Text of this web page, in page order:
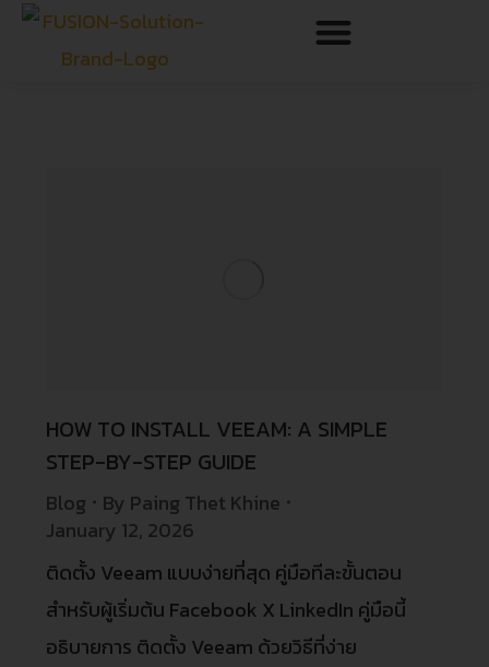
HOW TO INSTALL VEEAM: A SIMPLE
STEP-BY-STEP GUIDE
Blog By Paing Thet Khine
January 12, 2026
ติดตั้ง Veeam แบบง่ายที่สุด คู่มือทีละขั้นตอน
สำหรับผู้เริ่มต้น Facebook X LinkedIn คู่มือนี้
อธิบายการ ติดตั้ง Veeam ด้วยวิธีที่ง่าย